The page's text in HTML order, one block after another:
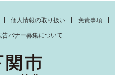
個人情報の取り扱い 免責事項
告バナー募集について